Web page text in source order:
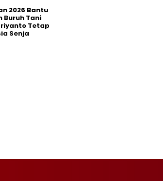
2026 Bantu
Buruh Tani
Tetap
Senja